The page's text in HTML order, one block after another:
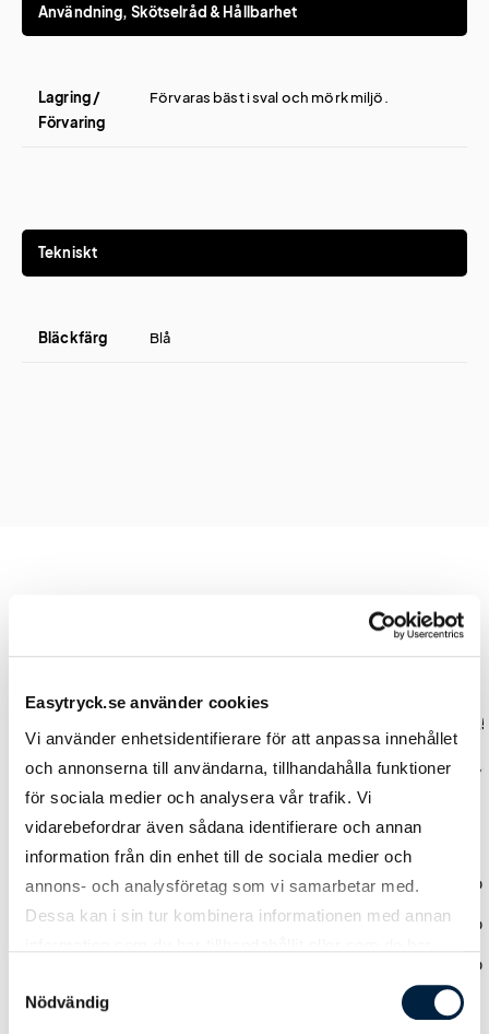
Easytryck.se använder cookies
Vi använder enhetsidentifierare för att anpassa innehållet
och annonserna till användarna, tillhandahålla funktioner
för sociala medier och analysera vår trafik. Vi
vidarebefordrar även sådana identifierare och annan
information från din enhet till de sociala medier och
annons- och analysföretag som vi samarbetar med.
Dessa kan i sin tur kombinera informationen med annan
Nödvändig
Användning, Skötselråd & Hållbarhet
Lagring /
Förvaring
Förvaras bäst i sval och mörk miljö.
Tekniskt
Bläckfärg Blå
Pris kr / st 4,14 2,30 1,90
Logoverktyget 0,00 0,00 0,00
Hjälp från easytryck 0,00 0,00 0,00